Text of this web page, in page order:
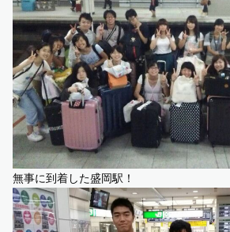
無事に到着した盛岡駅！